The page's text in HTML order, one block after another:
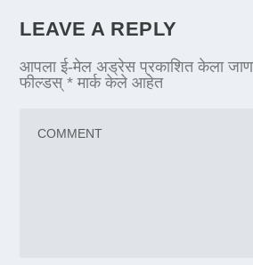
LEAVE A REPLY
आपला ई-मेल अड्रेस प्रकाशित केला
फील्डस्* मार्क केले आहेत